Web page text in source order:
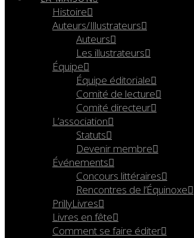
Histoire
Auteurs/Illustrateurs
Auteurs
Les illustrateurs
Équipe
Équipe éditoriale
Comité de lecture
Comité directeur
L’association
Statuts
Devenir membre
Événements
Concours littéraires
Rencontres de l’Équinoxe
PrillyLivres
Livres en fête
Comment se faire éditer